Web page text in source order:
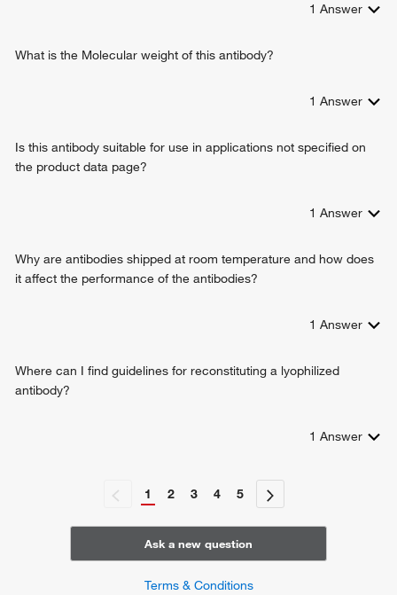
1 Answer
What is the Molecular weight of this antibody?
1 Answer
Is this antibody suitable for use in applications not specified on
the product data page?
1 Answer
Why are antibodies shipped at room temperature and how does
it affect the performance of the antibodies?
1 Answer
Where can I find guidelines for reconstituting a lyophilized
antibody?
1 Answer
1 2 3 4 5
Ask a new question
Terms & Conditions